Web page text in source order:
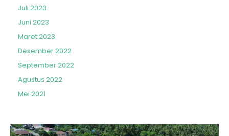
Juli 2023
Juni 2023
Maret 2023
Desember 2022
September 2022
Agustus 2022
Mei 2021